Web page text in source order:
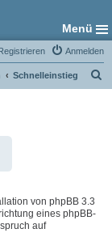
Menü
Anmelden
Schnelleinstieg
von phpBB 3.3
eines phpBB-
auf